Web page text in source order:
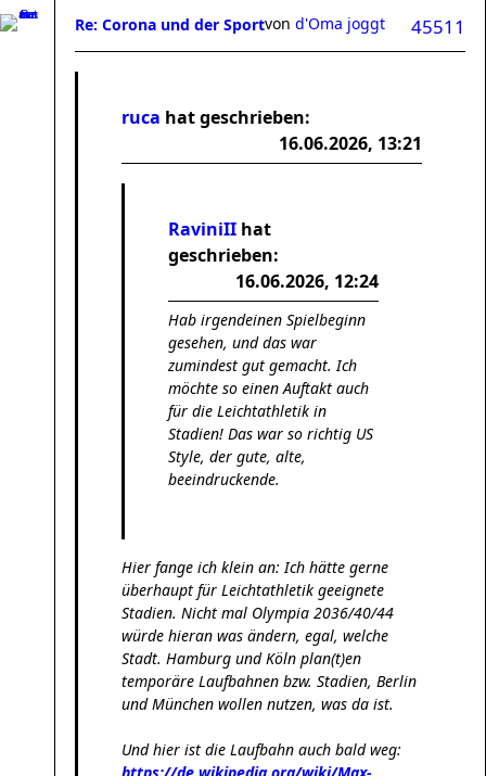
Re: Corona und der Sport 45511
von d'Oma joggt
ruca hat geschrieben:
16.06.2026, 13:21
RaviniII hat
geschrieben:
16.06.2026, 12:24
Hab irgendeinen Spielbeginn
gesehen, und das war
zumindest gut gemacht. Ich
möchte so einen Auftakt auch
für die Leichtathletik in
Stadien! Das war so richtig US
Style, der gute, alte,
beeindruckende.
Hier fange ich klein an: Ich hätte gerne
überhaupt für Leichtathletik geeignete
Stadien. Nicht mal Olympia 2036/40/44
würde hieran was ändern, egal, welche
Stadt. Hamburg und Köln plan(t)en
temporäre Laufbahnen bzw. Stadien, Berlin
und München wollen nutzen, was da ist.
Und hier ist die Laufbahn auch bald weg: